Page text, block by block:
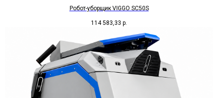
Робот-уборщик VIGGO SC50S
114 583,33 р.